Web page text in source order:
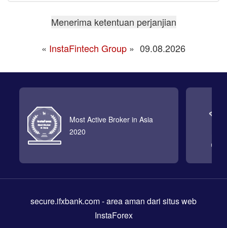
« InstaFintech Group » 09.08.2026
Most Active Broker in Asia
2020
secure.ifxbank.com- area aman dari situs web
InstaForex